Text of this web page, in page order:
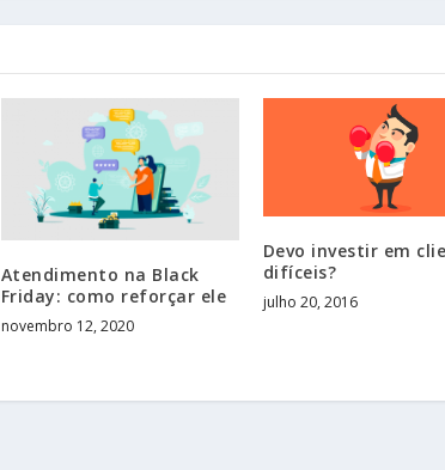
Atendimento na Black
Friday: como reforçar ele
novembro 12, 2020
Devo investir em
difíceis?
julho 20, 2016